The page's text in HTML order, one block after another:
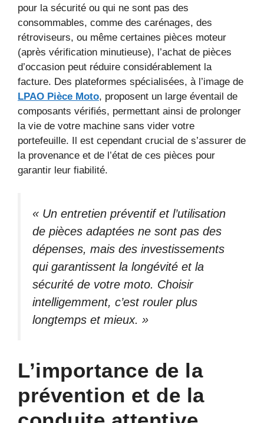
pour la sécurité ou qui ne sont pas des
consommables, comme des carénages, des
rétroviseurs, ou même certaines pièces moteur
(après vérification minutieuse), l’achat de pièces
d’occasion peut réduire considérablement la
facture. Des plateformes spécialisées, à l’image de
LPAO Pièce Moto, proposent un large éventail de
composants vérifiés, permettant ainsi de prolonger
la vie de votre machine sans vider votre
portefeuille. Il est cependant crucial de s’assurer de
la provenance et de l’état de ces pièces pour
garantir leur fiabilité.
« Un entretien préventif et l’utilisation
de pièces adaptées ne sont pas des
dépenses, mais des investissements
qui garantissent la longévité et la
sécurité de votre moto. Choisir
intelligemment, c’est rouler plus
longtemps et mieux. »
L’importance de la
prévention et de la